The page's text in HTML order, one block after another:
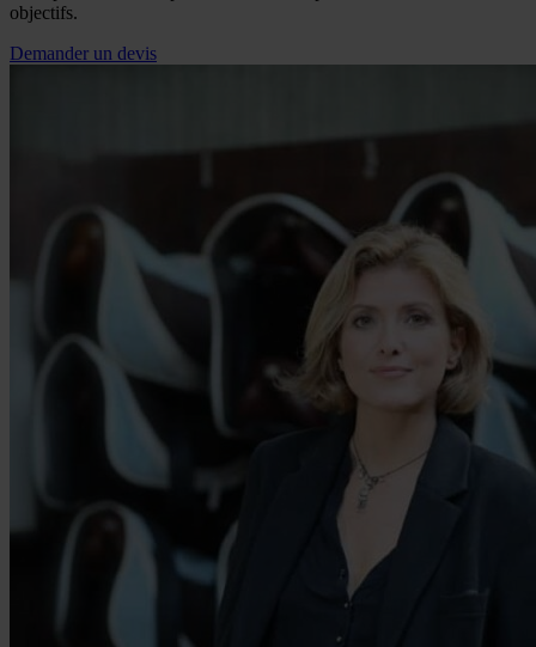
objectifs.
Demander un devis